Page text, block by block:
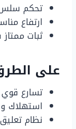
تحكم سلس
ارتفاع
ثبات
على
تسارع
استهلاك
نظام